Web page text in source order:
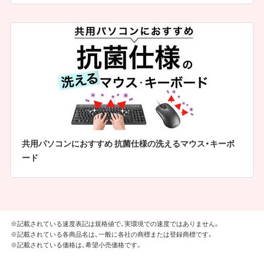
共用パソコンにおすすめ 抗菌仕様の洗えるマウス・キーボ
ード
※記載されている速度表記は規格値で、実環境での速度ではありません。
※記載されている各商品名は、一般に各社の商標または登録商標です。
※記載されている価格は、希望小売価格です。